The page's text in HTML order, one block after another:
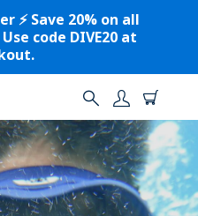
⚡️ Save 20% on all
code DIVE20 at